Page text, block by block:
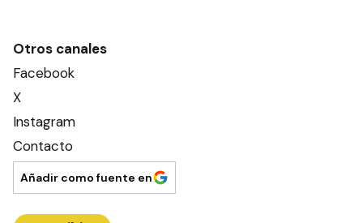
Otros canales
Facebook
X
Instagram
Contacto
Añadir como fuente en